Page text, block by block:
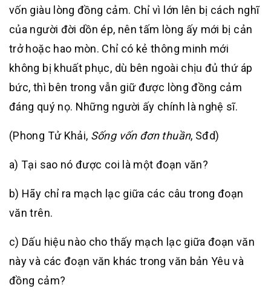
vốn giàu lòng đồng cảm. Chỉ vì lớn lên bị cách nghĩ
của người đời dồn ép, nên tấm lòng ấy mới bị cản
trở hoặc hao mòn. Chỉ có kẻ thông minh mới
không bị khuất phục, dù bên ngoài chịu đủ thứ áp
bức, thì bên trong vẫn giữ được lòng đồng cảm
đáng quý nọ. Những người ấy chính là nghệ sĩ.
(Phong Tử Khải, Sống vốn đơn thuần, Sđd)
a) Tại sao nó được coi là một đoạn văn?
b) Hãy chỉ ra mạch lạc giữa các câu trong đoạn
văn trên.
c) Dấu hiệu nào cho thấy mạch lạc giữa đoạn văn
này và các đoạn văn khác trong văn bản Yêu và
đồng cảm?